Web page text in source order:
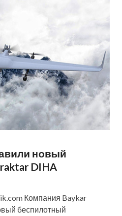
новый
DIHA
Компания Baykar
беспилотный